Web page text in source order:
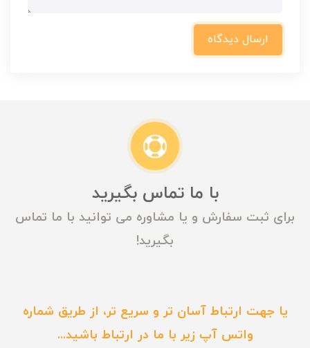
ارسال دیدگاه
با ما تماس بگیرید
برای ثبت سفارش و یا مشاوره می توانید با ما تماس
بگیرید!
یا جهت ارتباط آسان تر و سریع تر، از طریق شماره
واتس آپ زیر با ما در ارتباط باشید...